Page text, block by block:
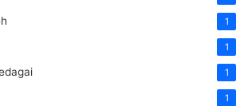
1
1
1
1